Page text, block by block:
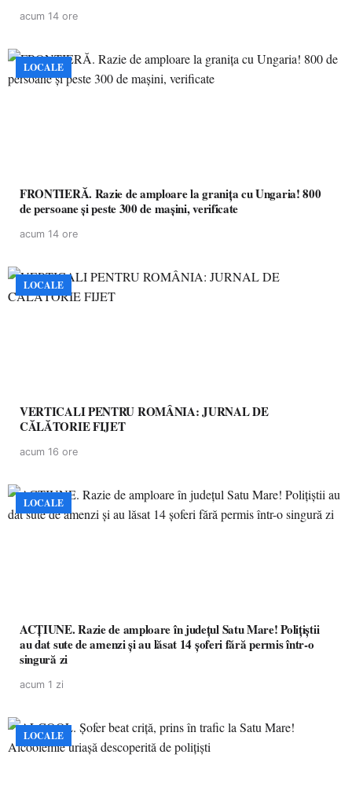
acum 14 ore
LOCALE
FRONTIERĂ. Razie de amploare la granița cu Ungaria! 800
de persoane și peste 300 de mașini, verificate
acum 14 ore
LOCALE
VERTICALI PENTRU ROMÂNIA: JURNAL DE
CĂLĂTORIE FIJET
acum 16 ore
LOCALE
ACȚIUNE. Razie de amploare în județul Satu Mare! Polițiștii
au dat sute de amenzi și au lăsat 14 șoferi fără permis într-o
singură zi
acum 1 zi
LOCALE